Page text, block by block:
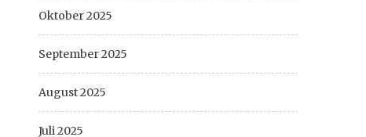
Oktober 2025
September 2025
August 2025
Juli 2025